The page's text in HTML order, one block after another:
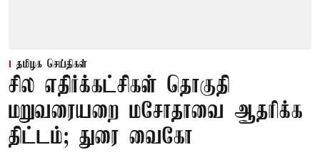
தமிழக செய்திகள்
சில எதிர்க்கட்சிகள் தொகுதி
மறுவரையறை மசோதாவை ஆதரிக்க
திட்டம்; துரை வைகோ